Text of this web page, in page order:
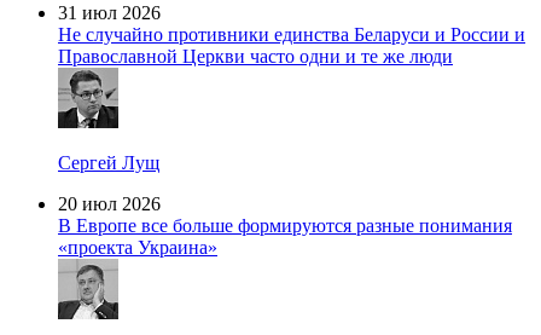
31 июл 2026
Не случайно противники единства Беларуси и России и
Православной Церкви часто одни и те же люди
Сергей Лущ
20 июл 2026
В Европе все больше формируются разные понимания
«проекта Украина»